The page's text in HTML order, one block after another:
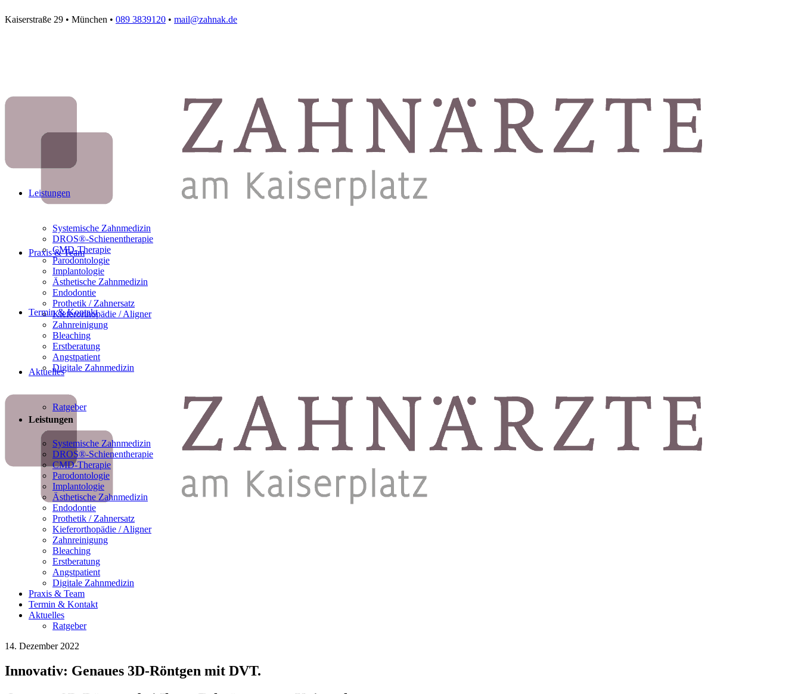
Kaiserstraße 29 • München • 089 3839120 • mail@zahnak.de
Leistungen
Systemische Zahnmedizin
DROS®-Schienentherapie
CMD-Therapie
Parodontologie
Implantologie
Ästhetische Zahnmedizin
Endodontie
Prothetik / Zahnersatz
Kieferorthopädie / Aligner
Zahnreinigung
Bleaching
Erstberatung
Angstpatient
Digitale Zahnmedizin
Praxis & Team
Termin & Kontakt
Aktuelles
Ratgeber
Leistungen
Systemische Zahnmedizin
DROS®-Schienentherapie
CMD-Therapie
Parodontologie
Implantologie
Ästhetische Zahnmedizin
Endodontie
Prothetik / Zahnersatz
Kieferorthopädie / Aligner
Zahnreinigung
Bleaching
Erstberatung
Angstpatient
Digitale Zahnmedizin
Praxis & Team
Termin & Kontakt
Aktuelles
Ratgeber
14. Dezember 2022
Innovativ: Genaues 3D-Röntgen mit DVT.